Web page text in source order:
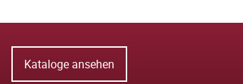
Kataloge ansehen